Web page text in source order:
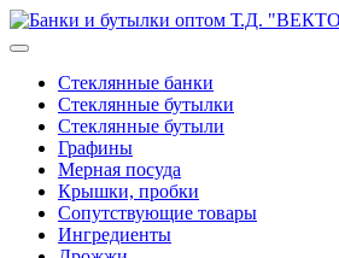
Стеклянные банки
Стеклянные бутылки
Стеклянные бутыли
Графины
Мерная посуда
Крышки, пробки
Сопутствующие товары
Ингредиенты